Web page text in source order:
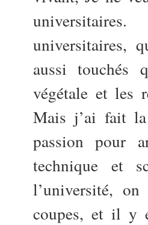
universitaires,
aussi touchés
végétale et les
Mais j’ai fait la
passion pour
technique et
l’université,
coupes, et il y